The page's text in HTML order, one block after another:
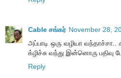
Cable சங்கர் November 28,
அப்பாடி ஒரு வழியா
க்ழிச்சு வந்து இன்னொரு பதிவு
Reply